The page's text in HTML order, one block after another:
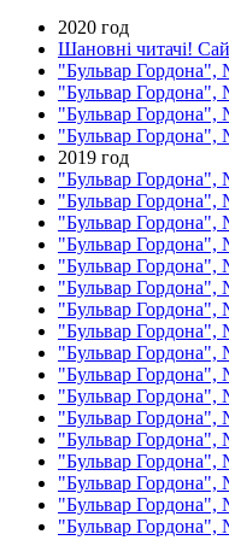
2020 год
Шановні читачі!
"Бульвар Гордона",
"Бульвар Гордона",
"Бульвар Гордона",
"Бульвар Гордона",
2019 год
"Бульвар Гордона",
"Бульвар Гордона",
"Бульвар Гордона",
"Бульвар Гордона",
"Бульвар Гордона",
"Бульвар Гордона",
"Бульвар Гордона",
"Бульвар Гордона",
"Бульвар Гордона",
"Бульвар Гордона",
"Бульвар Гордона",
"Бульвар Гордона",
"Бульвар Гордона",
"Бульвар Гордона",
"Бульвар Гордона",
"Бульвар Гордона",
"Бульвар Гордона",